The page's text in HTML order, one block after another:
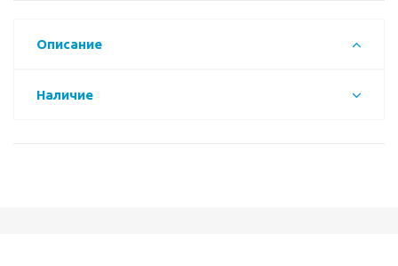
Описание
Наличие